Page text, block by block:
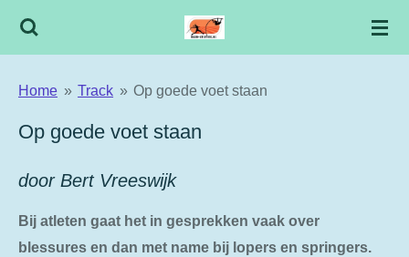
Ga
de
hoofdinhoud
Home » Track » Op goede voet staan
Op goede voet staan
door Bert Vreeswijk
Bij atleten gaat het in gesprekken vaak over
blessures en dan met name bij lopers en springers.